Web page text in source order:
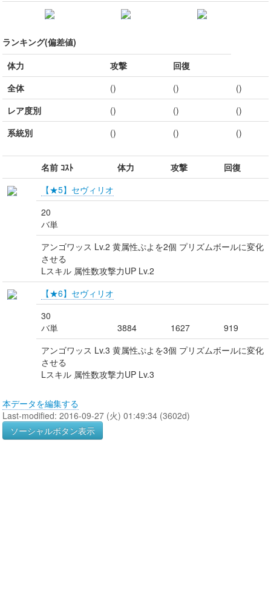
ランキング(偏差値)
体力
攻撃
回復
全体
() ()
()
レア度別
() ()
()
系統別
() () ()
名前 ｺｽﾄ 体力 攻撃
回復
【★5】セヴィリオ
20
バ単
アンゴワッス Lv.2 黄属性ぷよを2個 プリズムボールに変化
させる
Lスキル 属性数攻撃力UP Lv.2
【★6】セヴィリオ
30
バ単
3884 1627
919
アンゴワッス Lv.3 黄属性ぷよを3個 プリズムボールに変化
させる
Lスキル 属性数攻撃力UP Lv.3
本データを編集する
Last-modified: 2016-09-27 (火) 01:49:34 (3602d)
ソーシャルボタン表示